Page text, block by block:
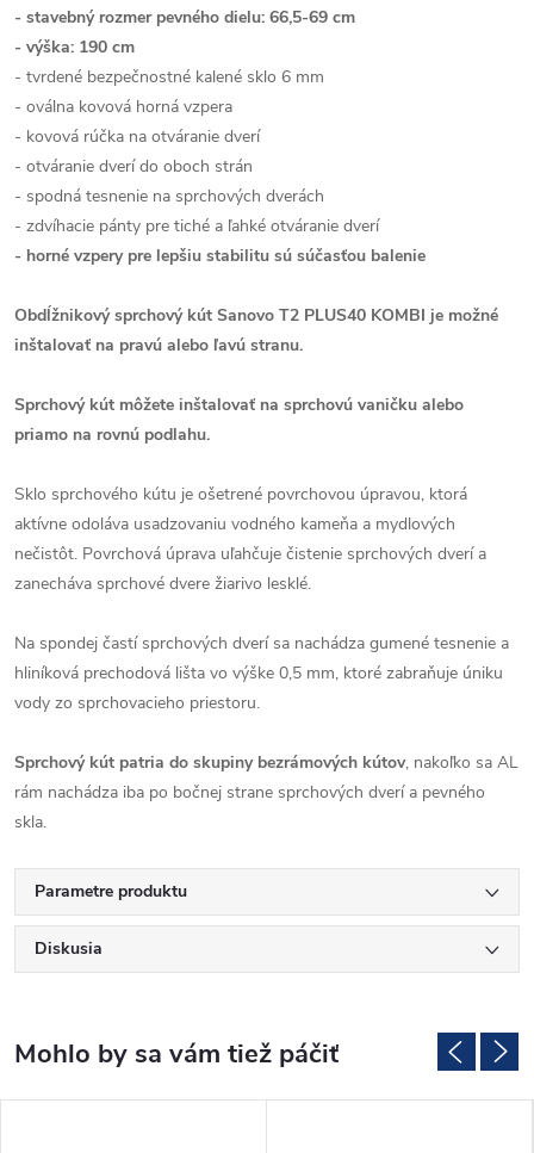
- stavebný rozmer pevného dielu: 66,5-69 cm
- výška: 190 cm
- tvrdené bezpečnostné kalené sklo 6 mm
- oválna kovová horná vzpera
- kovová rúčka na otváranie dverí
- otváranie dverí do oboch strán
- spodná tesnenie na sprchových dverách
- zdvíhacie pánty pre tiché a ľahké otváranie dverí
- horné vzpery pre lepšiu stabilitu sú súčasťou balenie
Obdĺžnikový sprchový kút Sanovo T2 PLUS40 KOMBI je možné
inštalovať na pravú alebo ľavú stranu.
Sprchový kút môžete inštalovať na sprchovú vaničku alebo
priamo na rovnú podlahu.
Sklo sprchového kútu je ošetrené povrchovou úpravou, ktorá
aktívne odoláva usadzovaniu vodného kameňa a mydlových
nečistôt. Povrchová úprava uľahčuje čistenie sprchových dverí a
zanecháva sprchové dvere žiarivo lesklé.
Na spondej častí sprchových dverí sa nachádza gumené tesnenie a
hliníková prechodová lišta vo výške 0,5 mm, ktoré zabraňuje úniku
vody zo sprchovacieho priestoru.
Sprchový kút patria do skupiny bezrámových kútov, nakoľko sa AL
rám nachádza iba po bočnej strane sprchových dverí a pevného
skla.
Parametre produktu
Diskusia